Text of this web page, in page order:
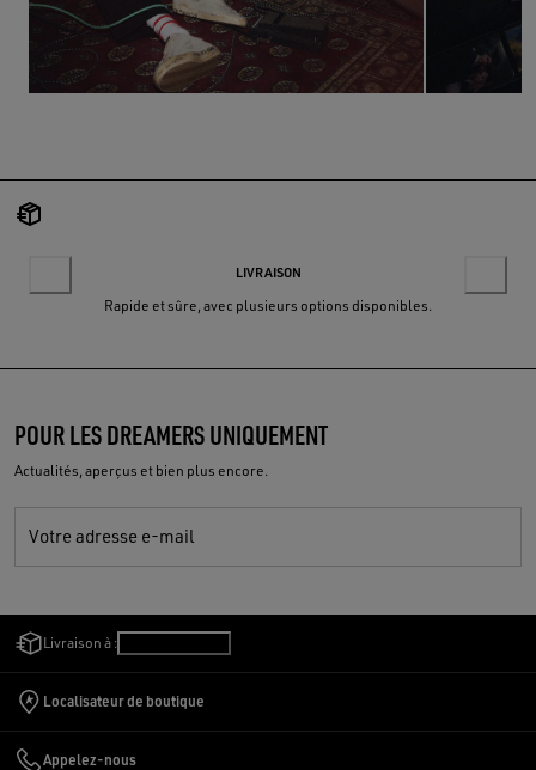
LIVRAISON
Rapide et sûre, avec plusieurs options disponibles.
POUR LES DREAMERS UNIQUEMENT
Actualités, aperçus et bien plus encore.
Votre adresse e-mail
Livraison à :
Localisateur de boutique
Appelez-nous